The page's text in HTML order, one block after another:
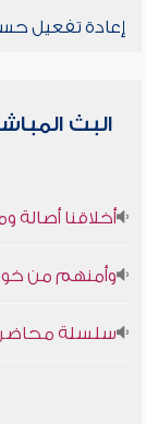
إعادة تفعيل
البث
أخلاقنا أصالة
وأمنهم من
سلسلة محاضرات